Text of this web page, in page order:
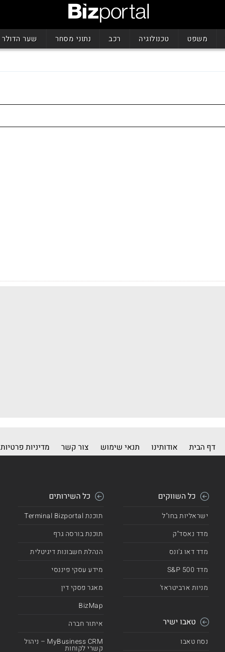
משפט טכנולוגיה רכב נתוני מסחר שער הדולר
דף הבית אודותינו תנאי שימוש צור קשר מדיניות פרטיות
כל השווקים
ישראליות בחו"ל
מדד נאסד"ק
מדד דאו ג'ונס
מדד 500 S&P
מניות ארביטראז'
טאבו ישיר
נסח טאבו
כל השירותים
תוכנת Terminal Bizportal
תוכנת בורסה גרף
הנהלת חשבונות דיגיטלית
מידע עסקי פיננסי
מאגר פסקי דין
BizMap
איתור חברה
MyBusiness CRM – ניהול
קשרי לקוחות